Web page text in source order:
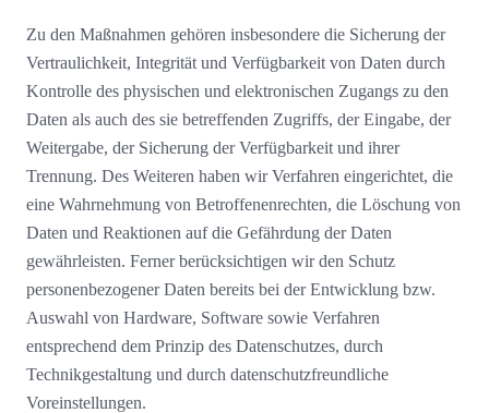
Zu den Maßnahmen gehören insbesondere die Sicherung der
Vertraulichkeit, Integrität und Verfügbarkeit von Daten durch
Kontrolle des physischen und elektronischen Zugangs zu den
Daten als auch des sie betreffenden Zugriffs, der Eingabe, der
Weitergabe, der Sicherung der Verfügbarkeit und ihrer
Trennung. Des Weiteren haben wir Verfahren eingerichtet, die
eine Wahrnehmung von Betroffenenrechten, die Löschung von
Daten und Reaktionen auf die Gefährdung der Daten
gewährleisten. Ferner berücksichtigen wir den Schutz
personenbezogener Daten bereits bei der Entwicklung bzw.
Auswahl von Hardware, Software sowie Verfahren
entsprechend dem Prinzip des Datenschutzes, durch
Technikgestaltung und durch datenschutzfreundliche
Voreinstellungen.